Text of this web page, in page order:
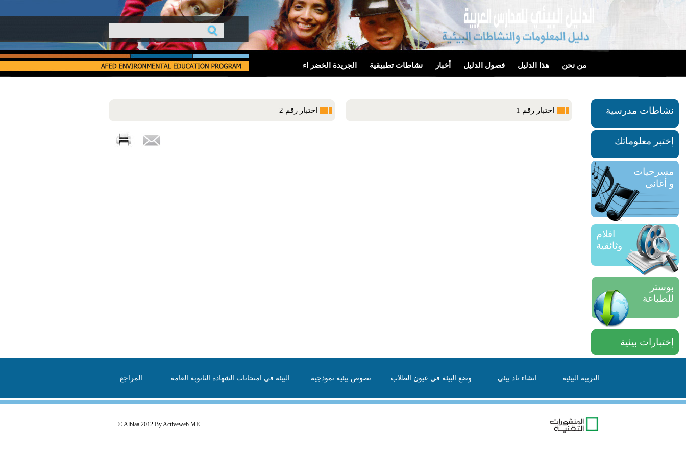
من نحن هذا الدليل فصول الدليل أخبار نشاطات تطبيقية الجريدة الخضر اء
اختبار رقم 2 اختبار رقم 1 نشاطات مدرسية
إختبر معلوماتك
مسرحيات
و أغاني
افلام
وثائقية
بوستر
للطباعة
إختبارات بيئية
المراجع البيئة في امتحانات الشهادة الثانوبة العامة نصوص بيئية نموذجية وضع البيئة في عيون الطلاب انشاء ناد بيئي التربية البيئية
© Albiaa 2012 ByActiveweb ME